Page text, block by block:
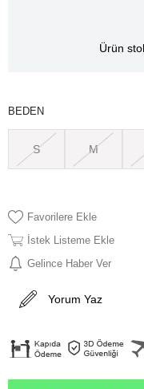
Ürün
BEDEN
S M
Favorilere Ekle
İstek Listeme Ekle
Gelince Haber Ver
Yorum Yaz